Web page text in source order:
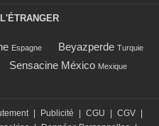
Espagne Beyazperde Turquie
Sensacine México Mexique
Publicité CGU CGV